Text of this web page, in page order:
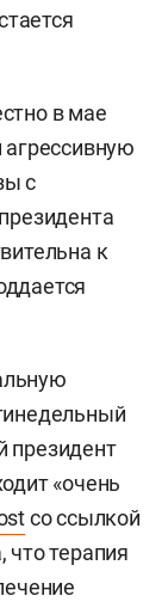
в мае
агрессивную
с
к
президент
«очень
со ссылкой
что терапия